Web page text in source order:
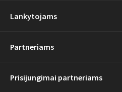
Lankytojams
Partneriams
Prisijungimai partneriams